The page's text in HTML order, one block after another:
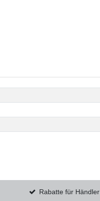
Rabatte für Händler